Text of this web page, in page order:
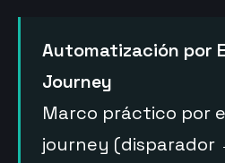
Automatización por
Journey
Marco práctico por
journey